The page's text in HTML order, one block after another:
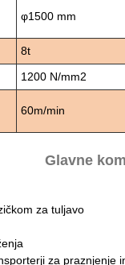
φ1500 mm
8t
1200 N/mm2
60m/min
Glavne
za tuljavo
za praznjenje